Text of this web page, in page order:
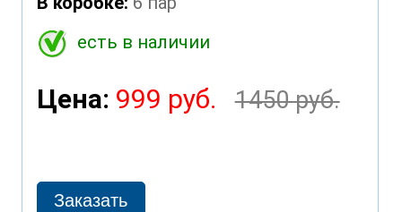
есть в наличии
Цена: 999 руб. 1450 руб.